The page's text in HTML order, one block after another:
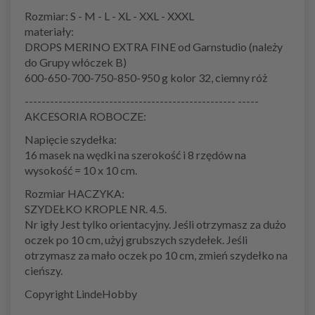
Rozmiar: S - M - L - XL - XXL - XXXL
materiały:
DROPS MERINO EXTRA FINE od Garnstudio (należy
do Grupy włóczek B)
600-650-700-750-850-950 g kolor 32, ciemny róż
-------------------------------------------------- -----
AKCESORIA ROBOCZE:
Napięcie szydełka:
16 masek na wędki na szerokość i 8 rzędów na
wysokość = 10 x 10 cm.
Rozmiar HACZYKA:
SZYDEŁKO KROPLE NR. 4.5.
Nr igły Jest tylko orientacyjny. Jeśli otrzymasz za dużo
oczek po 10 cm, użyj grubszych szydełek. Jeśli
otrzymasz za mało oczek po 10 cm, zmień szydełko na
cieńszy.
Copyright LindeHobby